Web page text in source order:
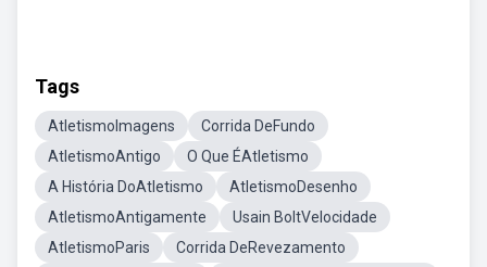
Tags
AtletismoImagens
Corrida DeFundo
AtletismoAntigo
O Que ÉAtletismo
A História DoAtletismo
AtletismoDesenho
AtletismoAntigamente
Usain BoltVelocidade
AtletismoParis
Corrida DeRevezamento